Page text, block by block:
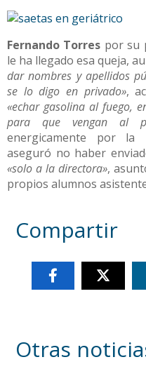
Fernando Torres por su
le ha llegado esa queja,
dar nombres y apellidos
se lo digo en privado»,
«echar gasolina al fuego,
para que vengan al
energicamente por la
aseguró no haber
«solo a la directora»,
propios alumnos
Compartir
Otras